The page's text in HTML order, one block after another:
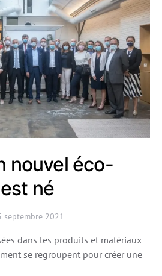
nouvel éco-
né
septembre 2021
dans les produits et matériaux
se regroupent pour créer une